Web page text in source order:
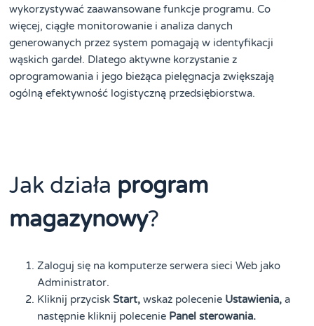
wykorzystywać zaawansowane funkcje programu. Co
więcej, ciągłe monitorowanie i analiza danych
generowanych przez system pomagają w identyfikacji
wąskich gardeł. Dlatego aktywne korzystanie z
oprogramowania i jego bieżąca pielęgnacja zwiększają
ogólną efektywność logistyczną przedsiębiorstwa.
Jak działa program
magazynowy?
Zaloguj się na komputerze serwera sieci Web jako
Administrator.
Kliknij przyciskStart, wskaż polecenie Ustawienia, a
następnie kliknij polecenie Panel sterowania.